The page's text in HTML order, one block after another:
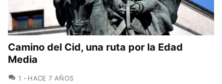
Camino del Cid, una ruta por la Edad
Media
1 COMENTARIOS
HACE 7 AÑOS